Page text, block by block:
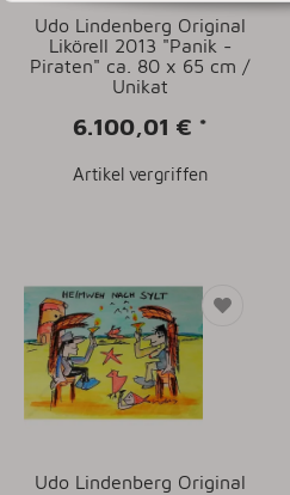
Udo Lindenberg Original
Likörell 2013 "Panik -
Piraten" ca. 80 x 65 cm /
Unikat
6.100,01 € *
Artikel vergriffen
Udo Lindenberg Original